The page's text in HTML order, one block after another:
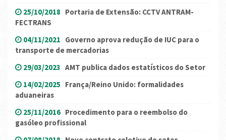
25/10/2018 Portaria de Extensão: CCTV ANTRAM-
FECTRANS
04/11/2021 Governo aprova redução de IUC para o
transporte de mercadorias
29/03/2023 AMT publica dados estatísticos do Setor
14/02/2025 França/Reino Unido: formalidades
aduaneiras
25/11/2016 Procedimento para o reembolso do
gasóleo profissional